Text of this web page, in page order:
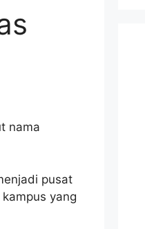
nama
pusat
yang